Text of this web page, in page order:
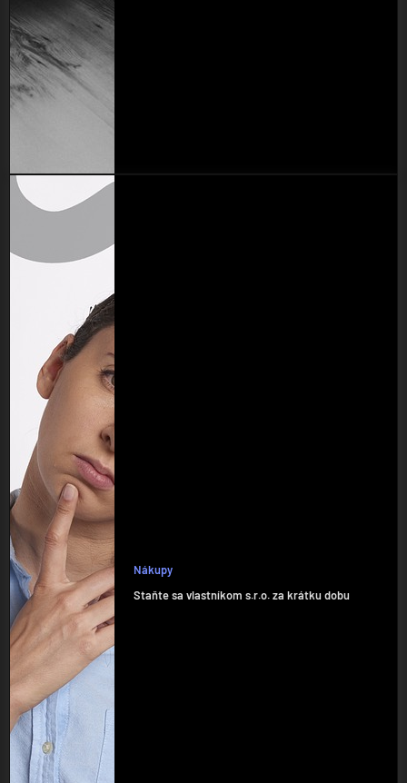
Nákupy
Staňte sa vlastníkom s.r.o. za krátku dobu